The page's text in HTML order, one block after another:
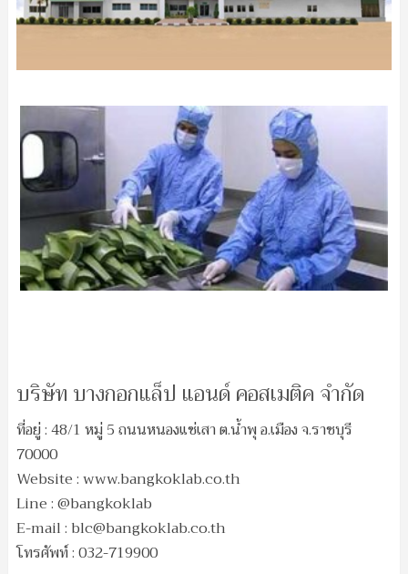
บริษัท บางกอกแล็ป แอนด์ คอสเมติค จำกัด
ที่อยู่ : 48/1 หมู่ 5 ถนนหนองแช่เสา ต.น้ำพุ อ.เมือง จ.ราชบุรี
70000
Website : www.bangkoklab.co.th
Line : @bangkoklab
E-mail : blc@bangkoklab.co.th
โทรศัพท์ : 032-719900